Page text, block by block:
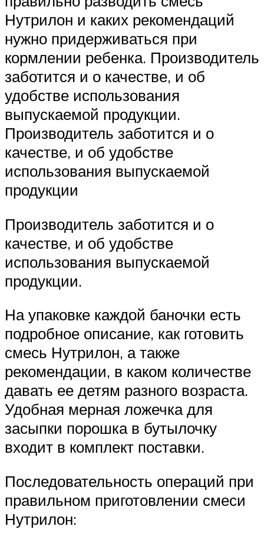
Нутрилон и каких рекомендаций
нужно придерживаться при
кормлении ребенка. Производитель
заботится и о качестве, и об
удобстве использования
выпускаемой продукции.
Производитель заботится и о
качестве, и об удобстве
использования выпускаемой
продукции
Производитель заботится и о
качестве, и об удобстве
использования выпускаемой
продукции.
На упаковке каждой баночки есть
подробное описание, как готовить
смесь Нутрилон, а также
рекомендации, в каком количестве
давать ее детям разного возраста.
Удобная мерная ложечка для
засыпки порошка в бутылочку
входит в комплект поставки.
Последовательность операций при
правильном приготовлении смеси
Нутрилон: